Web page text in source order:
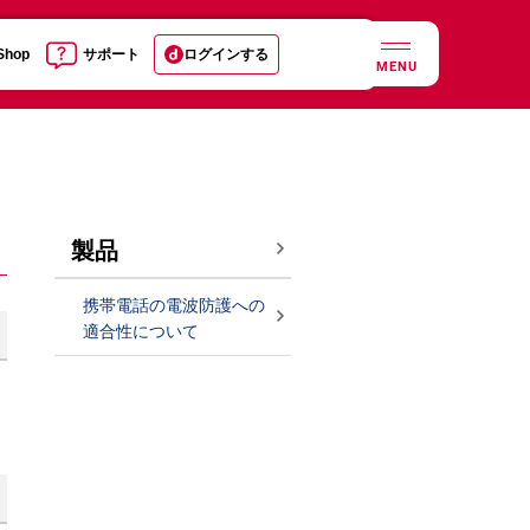
サポート ログインする
MENU
製品
携帯電話の電波防護への
適合性について